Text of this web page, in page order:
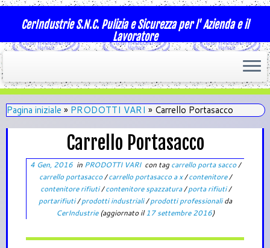
CerIndustrie S.N.C. Pulizia e Sicurezza per l' Azienda e il
Lavoratore
Pagina iniziale » PRODOTTI VARI » Carrello Portasacco
Carrello Portasacco
4 Gen, 2016 in PRODOTTI VARI con tagcarrello porta sacco/
carrello portasacco/carrello portasacco a x/contenitore/
contenitore rifiuti/contenitore spazzatura/porta rifiuti/
portarifiuti/prodotti industriali/prodotti professionalida
CerIndustrie(aggiornato il17 settembre 2016)